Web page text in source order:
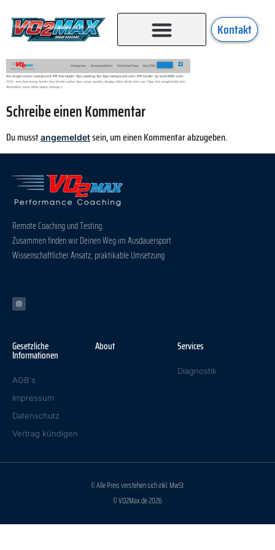
Kontakt
Schreibe einen Kommentar
Du musstangemeldetsein, um einen Kommentar abzugeben.
Remote Coaching und Testing.
Zusammen finden wir Deinen Weg im Ausdauersport.
Wissenschaftlicher Ansatz, praktikable Umsetzung
Gesetzliche
Informationen
AGB's
Impressum
Datenschutz
Vertrag kündigen
About Services
Diagnostik
© Alle Preis verstehen sich inkl. MwSt.
© VO2Max.de 2026